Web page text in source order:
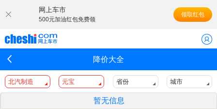
网上车市
500元加油红包免费领
领取红包
降价大全
北汽制造 元宝 省份 城市
暂无信息